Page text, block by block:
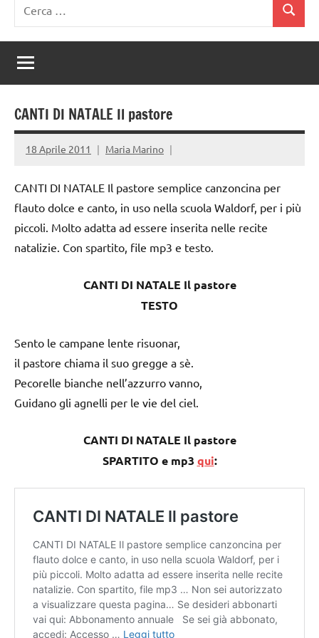
per:
Cerca
CANTI DI NATALE Il pastore
18 Aprile 2011 Maria Marino
CANTI DI NATALE Il pastore semplice canzoncina per
flauto dolce e canto, in uso nella scuola Waldorf, per i più
piccoli. Molto adatta ad essere inserita nelle recite
natalizie. Con spartito, file mp3 e testo.
CANTI DI NATALE Il pastore
TESTO
Sento le campane lente risuonar,
il pastore chiama il suo gregge a sè.
Pecorelle bianche nell’azzurro vanno,
Guidano gli agnelli per le vie del ciel.
CANTI DI NATALE Il pastore
SPARTITO e mp3 qui: